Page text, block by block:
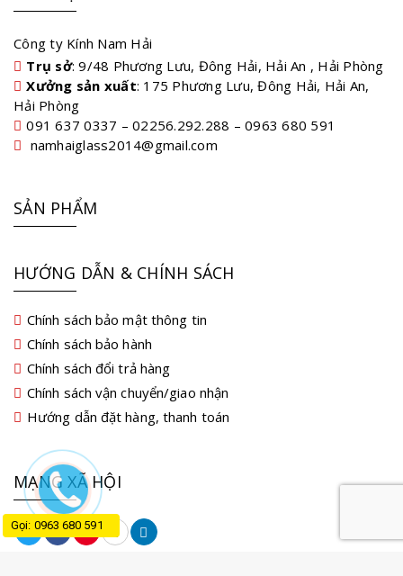
Công ty Kính Nam Hải
Trụ sở: 9/48 Phương Lưu, Đông Hải, Hải An , Hải Phòng
Xưởng sản xuất: 175 Phương Lưu, Đông Hải, Hải An,
Hải Phòng
091 637 0337 – 02256.292.288 – 0963 680 591
namhaiglass2014@gmail.com
SẢN PHẨM
HƯỚNG DẪN & CHÍNH SÁCH
Chính sách bảo mật thông tin
Chính sách bảo hành
Chính sách đổi trả hàng
Chính sách vận chuyển/giao nhận
Hướng dẫn đặt hàng, thanh toán
MẠNG XÃ HỘI
Gọi: 0963 680 591